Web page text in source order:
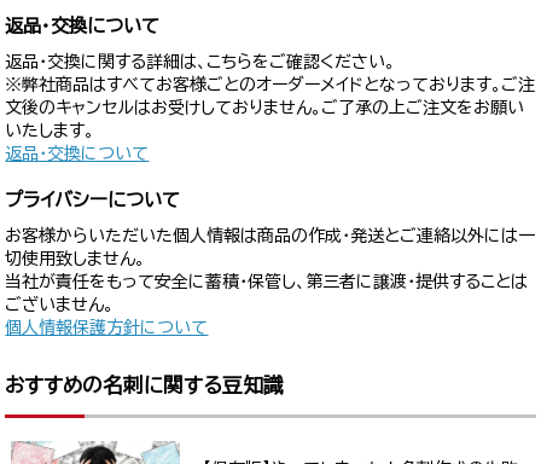
返品・交換について
返品・交換に関する詳細は、こちらをご確認ください。
※弊社商品はすべてお客様ごとのオーダーメイドとなっております。ご注
文後のキャンセルはお受けしておりません。ご了承の上ご注文をお願い
いたします。
返品・交換について
プライバシーについて
お客様からいただいた個人情報は商品の作成・発送とご連絡以外には一
切使用致しません。
当社が責任をもって安全に蓄積・保管し、第三者に譲渡・提供することは
ございません。
個人情報保護方針について
おすすめの名刺に関する豆知識